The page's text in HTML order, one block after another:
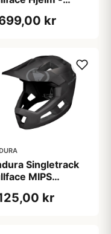
kr
Singletrack
MIPS
kr